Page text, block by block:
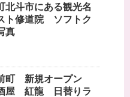
北斗市にある観光名
ト修道院 ソフトク
真
町 新規オープン
屋 紅龍 日替りラ